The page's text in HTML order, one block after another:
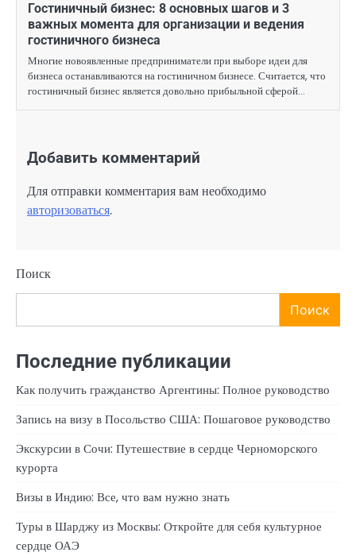
Гостиничный бизнес: 8 основных шагов и 3
важных момента для организации и ведения
гостиничного бизнеса
Многие новоявленные предприниматели при выборе идеи для
бизнеса останавливаются на гостиничном бизнесе. Считается, что
гостиничный бизнес является довольно прибыльной сферой…
Добавить комментарий
Для отправки комментария вам необходимо
авторизоваться.
Поиск
Поиск
Последние публикации
Как получить гражданство Аргентины: Полное руководство
Запись на визу в Посольство США: Пошаговое руководство
Экскурсии в Сочи: Путешествие в сердце Черноморского
курорта
Визы в Индию: Все, что вам нужно знать
Туры в Шарджу из Москвы: Откройте для себя культурное
сердце ОАЭ